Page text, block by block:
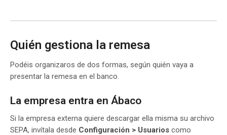
Quién gestiona la remesa
Podéis organizaros de dos formas, según quién vaya a
presentar la remesa en el banco.
La empresa entra en Ábaco
Si la empresa externa quiere descargar ella misma su archivo
SEPA, invítala desde Configuración > Usuarios como